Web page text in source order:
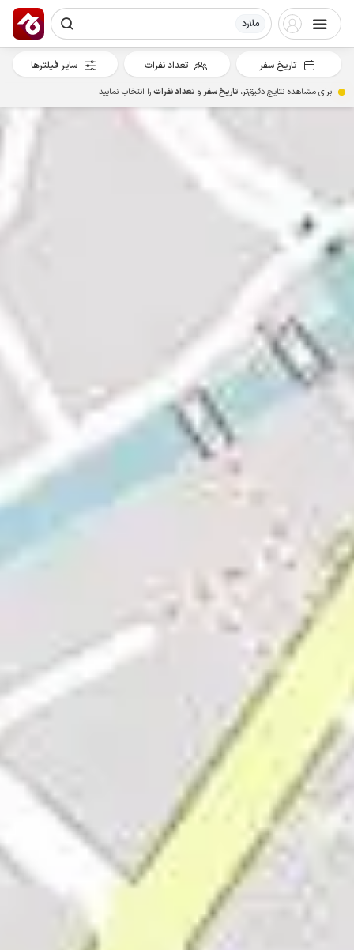
ملارد
تاریخ سفر تعداد نفرات سایر فیلترها
برای مشاهده نتایج دقیق‌تر، تاریخ سفرو تعداد نفراترا انتخاب نمایید